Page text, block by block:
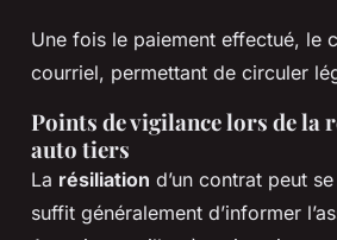
Une fois le paiement effectué, le
courriel, permettant de circuler
Points de vigilance lors de la
auto tiers
La résiliation d’un contrat peut
suffit généralement d’informer